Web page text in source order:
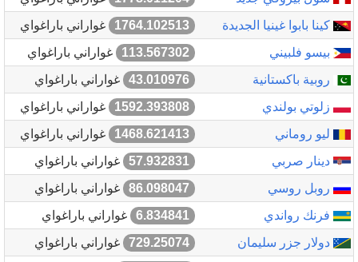
كينا بابوا غينيا الجديدة
1764.102513
غواراني باراغواي
بيسو فلبيني
113.567302
غواراني باراغواي
روبية باكستانية
43.010976
غواراني باراغواي
زلوتي بولندي
1592.393808
غواراني باراغواي
ليو روماني
1468.621413
غواراني باراغواي
دينار صربي
57.932831
غواراني باراغواي
روبل روسي
86.098047
غواراني باراغواي
فرنك رواندي
6.834841
غواراني باراغواي
دولار جزر سليمان
729.25074
غواراني باراغواي